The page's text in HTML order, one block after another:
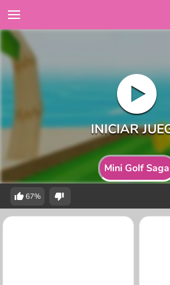
Mini Golf Saga
67%